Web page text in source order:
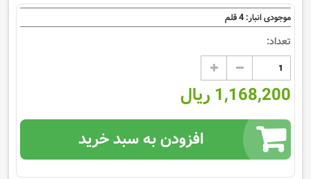
موجودی انبار: 4قلم
تعداد:
1,168,200 ریال
افزودن به سبد خرید